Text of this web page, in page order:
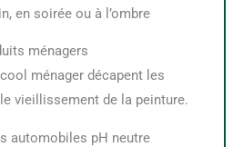
en soirée ou à l’ombre
ménagers
vieillissement de la peinture.
automobiles pH neutre